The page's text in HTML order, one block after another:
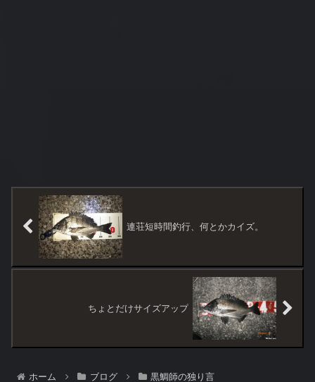
連荘短時間釣行、何とかカイズ。
ちょとだけサイズアップ
ホーム ブログ 黒鯛師の独り言